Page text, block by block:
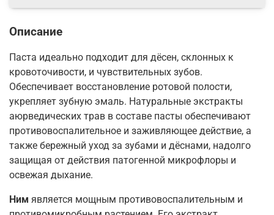
Описание
Паста идеально подходит для дёсен, склонных к
кровоточивости, и чувствительных зубов.
Обеспечивает восстановление ротовой полости,
укрепляет зубную эмаль. Натуральные экстракты
аюрведических трав в составе пасты обеспечивают
противовоспалительное и заживляющее действие, а
также бережный уход за зубами и дёснами, надолго
защищая от действия патогенной микрофлоры и
освежая дыхание.
Ним является мощным противовоспалительным и